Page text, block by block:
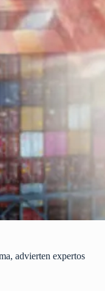
advierten expertos